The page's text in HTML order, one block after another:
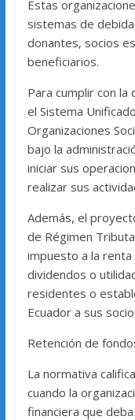
Estas
sistemas de
donantes, socios
beneficiarios.
Para cumplir con
el Sistema
Organizaciones
bajo la
iniciar sus
realizar sus
Además, el
de Régimen
impuesto a la
dividendos o
residentes o
Ecuador a sus
Retención de
La normativa
cuando la
financiera que